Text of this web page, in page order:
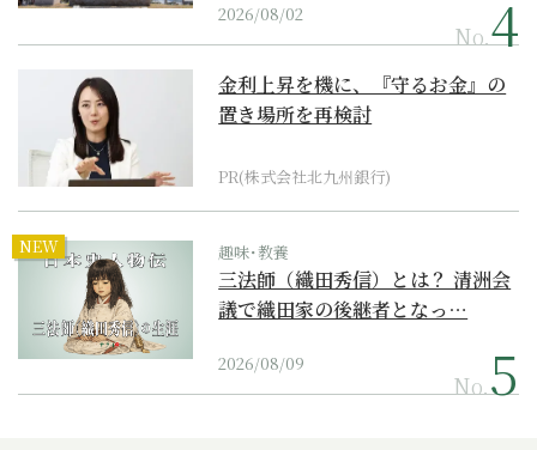
2026/08/02
No.
金利上昇を機に、『守るお金』の
置き場所を再検討
PR(株式会社北九州銀行)
NEW 趣味･教養
三法師（織田秀信）とは？ 清洲会
議で織田家の後継者となっ…
2026/08/09
No.